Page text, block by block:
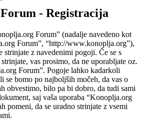
- Registracija
Forum” (nadalje navedeno kot
Forum”, “http://www.konoplja.org”),
strinjate z navedenimi pogoji. Če se s
vas prosimo, da ne uporabljate oz.
Forum”. Pogoje lahko kadarkoli
se bomo po najboljših močeh, da vas o
obvestimo, bilo pa bi dobro, da tudi sami
saj vaša uporaba “Konoplja.org
pomeni, da se uradno strinjate z vsemi